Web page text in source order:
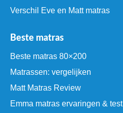
Verschil Eve en Matt matras
Beste matras
Beste matras 80×200
Matrassen: vergelijken
Matt Matras Review
Emma matras ervaringen & test